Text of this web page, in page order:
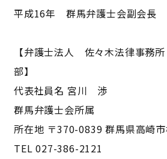
平成16年 群馬弁護士会副会長
【弁護士法人 佐々木法律事務
部】
代表社員名 宮川 渉
群馬弁護士会所属
所在地 〒370-0839 群馬県高崎
TEL 027-386-2121